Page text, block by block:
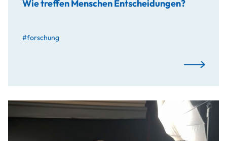
Wie treffen Menschen Entscheidungen?
#forschung
Wie treffen
Kreativität trifft Technologie